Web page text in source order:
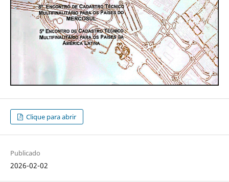
Clique para abrir
Publicado
2026-02-02